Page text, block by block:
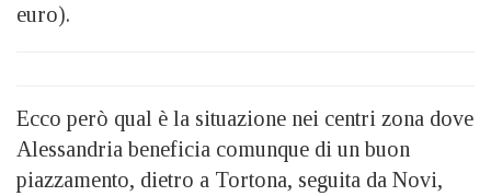
euro).
Ecco però qual è la situazione nei centri zona dove
Alessandria beneficia comunque di un buon
piazzamento, dietro a Tortona, seguita da Novi,